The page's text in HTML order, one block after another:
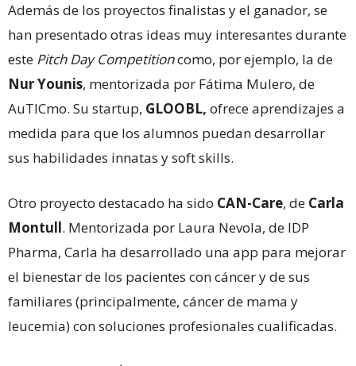
Además de los proyectos finalistas y el ganador, se
han presentado otras ideas muy interesantes durante
este Pitch Day Competitioncomo, por ejemplo, la de
Nur Younis, mentorizada por Fátima Mulero, de
AuTICmo. Su startup, GLOOBL, ofrece aprendizajes a
medida para que los alumnos puedan desarrollar
sus habilidades innatas y soft skills.
Otro proyecto destacado ha sido CAN-Care, de Carla
Montull. Mentorizada por Laura Nevola, de IDP
Pharma, Carla ha desarrollado una app para mejorar
el bienestar de los pacientes con cáncer y de sus
familiares (principalmente, cáncer de mama y
leucemia) con soluciones profesionales cualificadas.